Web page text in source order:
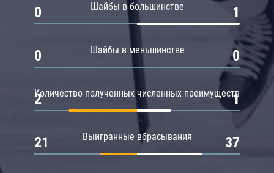
Шайбы в большинстве
0 1
Шайбы в меньшинстве
0 0
Количество полученных численных преимуществ
2 1
Выигранные вбрасывания
21 37